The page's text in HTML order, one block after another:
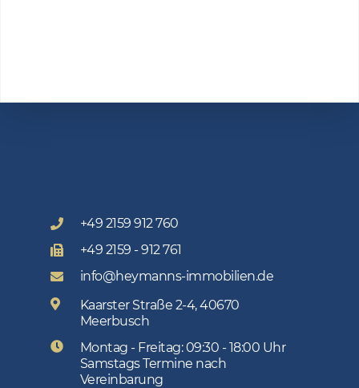
+49 2159 912 760
+49 2159 - 912 761
info@heymanns-immobilien.de
Kaarster Straße 2-4, 40670
Meerbusch
Montag - Freitag: 09:30 - 18:00 Uhr
Samstags Termine nach
Vereinbarung